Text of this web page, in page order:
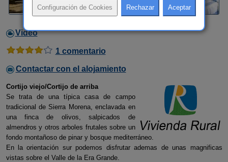
Video
1 comentario
Contactar con el alojamiento
Cortijo viejo/Cortijo de arriba
Se trata de una típica casa de campo
tradicional de Sierra Morena, enclavada en
una finca de olivos, salpicados de
almendros y otros arboles frutales sobre un
fondo montañoso de pinar y bosque mediterráneo.
En la orientación sur podemos disfrutar ademas de unas magnificas
vistas sobre el Valle de la Era Grande.